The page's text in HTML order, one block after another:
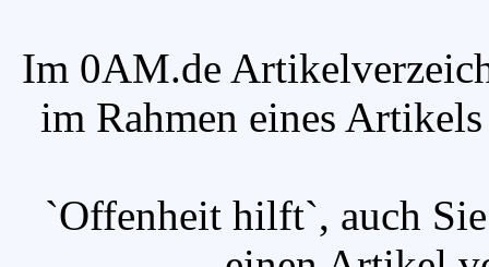
Im 0AM.de
im Rahmen eines
`Offenheit hilft`, auch